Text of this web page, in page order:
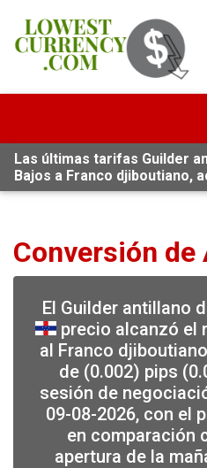
Las últimas tarifas Guilder
Bajos a Franco djiboutiano,
Conversión de
El Guilder antillano
precio alcanzó el
al Franco djiboutiano
de (0.002) pips
sesión de
09-08-2026, con el
en comparación
apertura de la